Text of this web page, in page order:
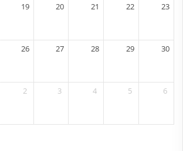
19 20 21 22 23
26 27 28 29 30
2 3 4 5 6